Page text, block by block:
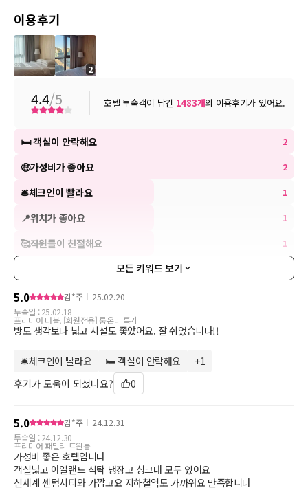
- 운영시간 : 09:00 ~ 11:00 (※ 월요일 휴무)
- 위치 : 정문 맞은편 건물 1층
※ 지정 조식 업장 이외 호텔 맞은편 식사 가능한 식당이 있습니다.
[코인 세탁실]
* 운영시간 : 24시간
* 위치 : 11층 1114호 앞
※ 부대업장 운영시간 및 요금은 현장 상황에 따라 변동될 수 있습
이용후기
2
4.4/5 호텔 투숙객이 남긴 1483개의 이용후기가 있어요.
🛏 객실이 안락해요 2
🤑가성비가 좋아요 2
🛎체크인이 빨라요 1
📍위치가 좋아요 1
🥰직원들이 친절해요 1
모든 키워드 보기
5.0 김*주
25.02.20
투숙일 :25.02.18
프리미어 더블, [회원전용] 룸온리 특가
방도 생각보다 넓고 시설도 좋았어요. 잘 쉬었습니다!!
🛎체크인이 빨라요 🛏 객실이 안락해요 키워드 더보기
+1
후기가 도움이 되셨나요?
0
5.0 김*주
24.12.31
투숙일 :24.12.30
프리미어 패밀리 트윈룸
가성비 좋은 호텔입니다
객실넓고 아일랜드 식탁 냉장고 싱크대 모두 있어요
신세계 센텀시티와 가깝고요 지하철역도 가까워요 만족합니다